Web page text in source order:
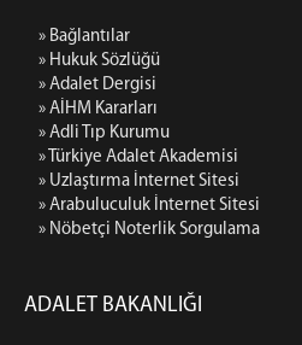
» Bağlantılar
» Hukuk Sözlüğü
» Adalet Dergisi
» AİHM Kararları
» Adli Tıp Kurumu
» Türkiye Adalet Akademisi
» Uzlaştırma İnternet Sitesi
» Arabuluculuk İnternet Sitesi
» Nöbetçi Noterlik Sorgulama
ADALET BAKANLIĞI